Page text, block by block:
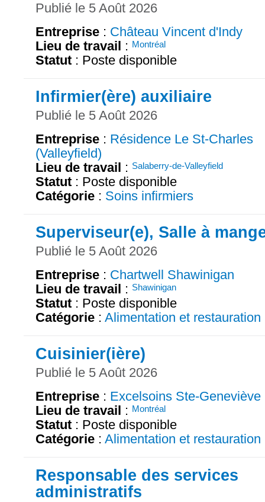
Publié le 5 Août 2026
Entreprise : Château Vincent d'Indy
Lieu de travail : Montréal
Statut : Poste disponible
Infirmier(ère) auxiliaire
Publié le 5 Août 2026
Entreprise : Résidence Le St-Charles
(Valleyfield)
Lieu de travail : Salaberry-de-Valleyfield
Statut : Poste disponible
Catégorie : Soins infirmiers
Superviseur(e), Salle à
Publié le 5 Août 2026
Entreprise : Chartwell Shawinigan
Lieu de travail : Shawinigan
Statut : Poste disponible
Catégorie : Alimentation et restauration
Cuisinier(ière)
Publié le 5 Août 2026
Entreprise : Excelsoins Ste-Geneviève
Lieu de travail : Montréal
Statut : Poste disponible
Catégorie : Alimentation et restauration
Responsable des services
administratifs